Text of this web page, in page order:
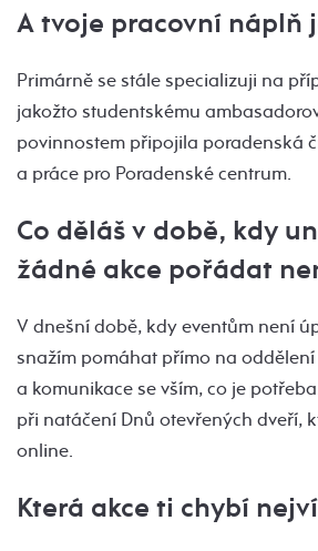
A tvoje pracovní náplň
Primárně se stále specializuji na
jakožto studentskému
povinnostem připojila poradenská
a práce pro Poradenské centrum.
Co děláš v době, kdy
žádné akce pořádat
V dnešní době, kdy eventům není
snažím pomáhat přímo na
a komunikace se vším, co je
při natáčení Dnů otevřených dveří,
online.
Která akce ti chybí